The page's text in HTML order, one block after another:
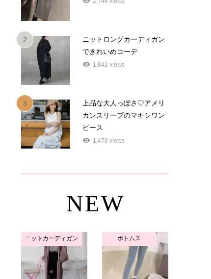
2
ニットロングカーディガン
できれいめコーデ
1,841 views
3
上品な大人っぽさ♡アメリ
カンスリーブのマキシワン
ピース
1,478 views
NEW
ニットカーディガン ボトムス